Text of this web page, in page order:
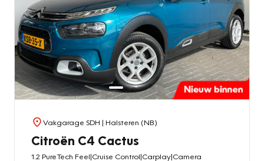
Vakgarage SDH | Halsteren (NB)
Citroën C4 Cactus
1.2 PureTech Feel|Cruise Control|Carplay|Camera